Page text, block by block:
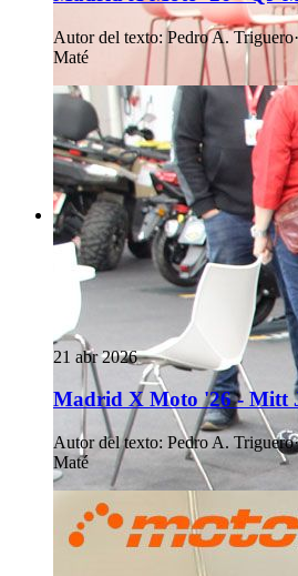
Autor del texto: Pedro A. Triguero·
Maté
21 abr 2026
Madrid X Moto '26 - Mitt
Autor del texto: Pedro A. Triguero·
Maté